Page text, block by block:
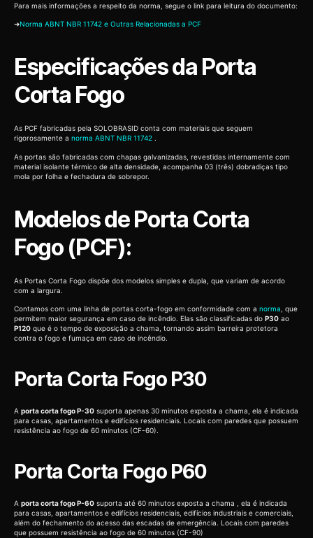
Para mais informações a respeito da norma, segue o link para leitura do documento:
➜Norma ABNT NBR 11742 e Outras Relacionadas a PCF
Especificações da Porta
Corta Fogo
As PCF fabricadas pela SOLOBRASID conta com materiais que seguem
rigorosamente a norma ABNT NBR 11742 .
As portas são fabricadas com chapas galvanizadas, revestidas internamente com
material isolante térmico de alta densidade, acompanha 03 (três) dobradiças tipo
mola por folha e fechadura de sobrepor.
Modelos de Porta Corta
Fogo (PCF):
As Portas Corta Fogo dispõe dos modelos simples e dupla, que variam de acordo
com a largura.
Contamos com uma linha de portas corta-fogo em conformidade com a norma , que
permitem maior segurança em caso de incêndio. Elas são classificadas do P30 ao
P120 que é o tempo de exposição a chama, tornando assim barreira protetora
contra o fogo e fumaça em caso de incêndio.
Porta Corta Fogo P30
A porta corta fogo P-30 suporta apenas 30 minutos exposta a chama, ela é indicada
para casas, apartamentos e edifícios residenciais. Locais com paredes que possuem
resistência ao fogo de 60 minutos (CF-60).
Porta Corta Fogo P60
A porta corta fogo P-60 suporta até 60 minutos exposta a chama , ela é indicada
para casas, apartamentos e edifícios residenciais, edifícios industriais e comerciais,
além do fechamento do acesso das escadas de emergência. Locais com paredes
que possuem resistência ao fogo de 60 minutos (CF-90)